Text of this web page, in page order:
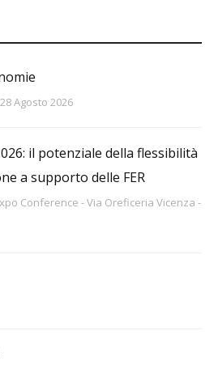
Agosto 2026
il potenziale della flessibilità
a supporto delle FER
Conference - Via Oreficeria Vicenza -